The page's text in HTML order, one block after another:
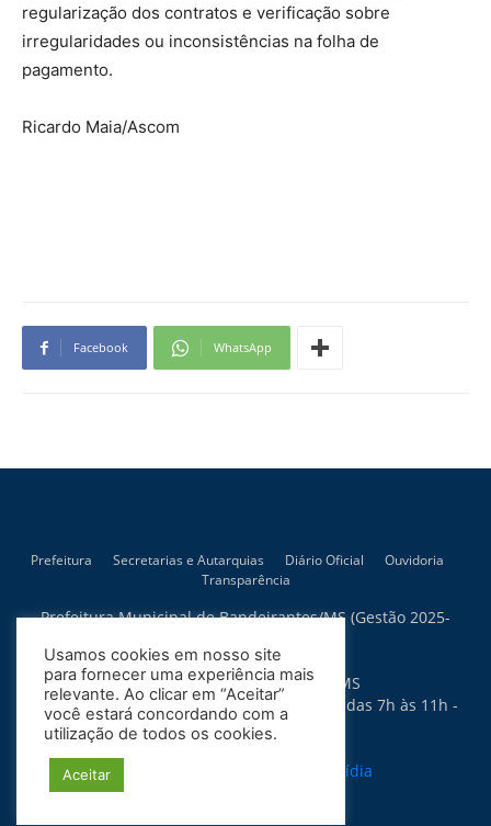
regularização dos contratos e verificação sobre
irregularidades ou inconsistências na folha de
pagamento.
Ricardo Maia/Ascom
Facebook WhatsApp
Prefeitura Secretarias e Autarquias Diário Oficial
Ouvidoria
Transparência
Prefeitura Municipal de Bandeirantes/MS (Gestão 2025-
Rua Artur Bernardes, 300
79.430-015 - Bandeirantes - MS
Horário de Atendimento: Segunda a Sexta das 7h às 11h -
13h às 17h
Soma Mídia
Usamos cookies em nosso site
para fornecer uma experiência mais
relevante. Ao clicar em “Aceitar”
você estará concordando com a
utilização de todos os cookies.
Aceitar